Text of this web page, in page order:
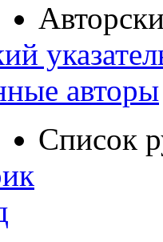
авторы
Список